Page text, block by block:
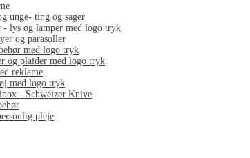
unge- ting og sager
- lys og lamper med logo tryk
og parasoller
med logo tryk
og plaider med logo tryk
reklame
med logo tryk
- Schweizer Knive
pleje